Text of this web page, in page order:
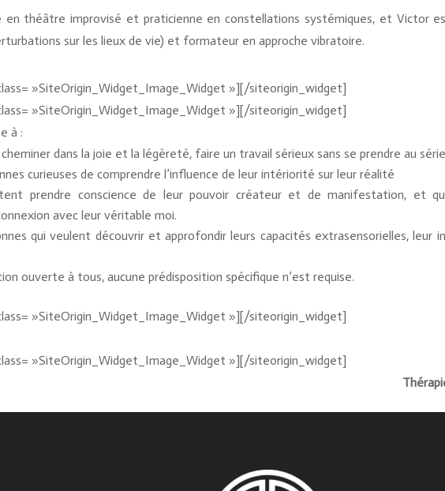
théâtre improvisé et praticienne en constellations systémiques, et Victor
sur les lieux de vie) et formateur en approche vibratoire.
»SiteOrigin_Widget_Image_Widget »][/siteorigin_widget]
»SiteOrigin_Widget_Image_Widget »][/siteorigin_widget]
à :
dans la joie et la légèreté, faire un travail sérieux sans se prendre au
curieuses de comprendre l’influence de leur intériorité sur leur réalité
prendre conscience de leur pouvoir créateur et de manifestation, et
avec leur véritable moi.
qui veulent découvrir et approfondir leurs capacités extrasensorielles, leur
ouverte à tous, aucune prédisposition spécifique n’est requise.
»SiteOrigin_Widget_Image_Widget »][/siteorigin_widget]
»SiteOrigin_Widget_Image_Widget »][/siteorigin_widget]